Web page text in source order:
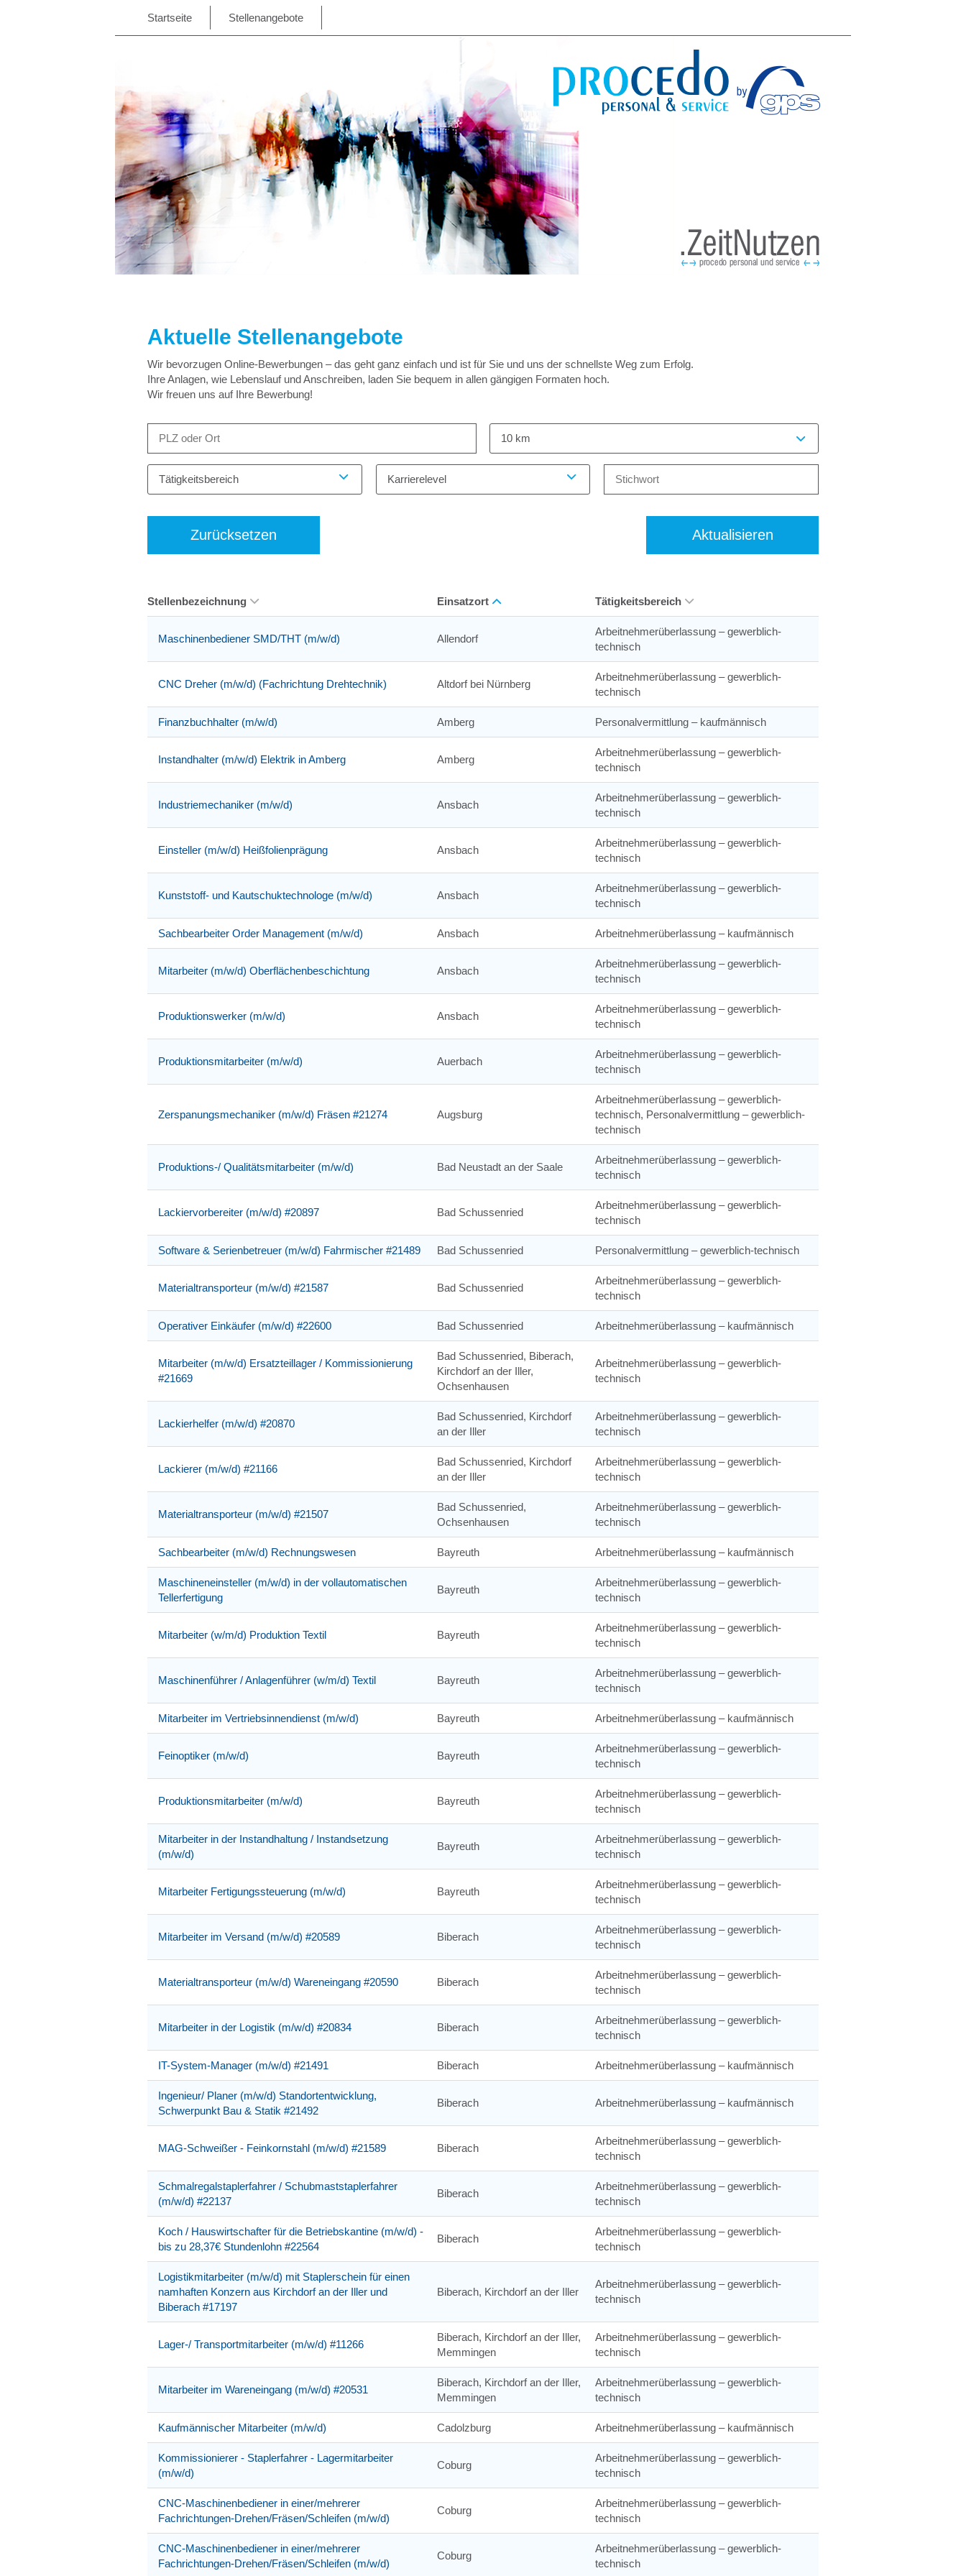
Startseite Stellenangebote
Aktuelle Stellenangebote
Wir bevorzugen Online-Bewerbungen – das geht ganz einfach und ist für Sie und uns der schnellste Weg zum Erfolg.
Ihre Anlagen, wie Lebenslauf und Anschreiben, laden Sie bequem in allen gängigen Formaten hoch.
Wir freuen uns auf Ihre Bewerbung!
10 km
Tätigkeitsbereich Karrierelevel
Zurücksetzen Aktualisieren
Stellenbezeichnung Einsatzort Tätigkeitsbereich
Maschinenbediener SMD/THT (m/w/d) Allendorf
Arbeitnehmerüberlassung – gewerblich-
technisch
CNC Dreher (m/w/d) (Fachrichtung Drehtechnik) Altdorf bei Nürnberg
Arbeitnehmerüberlassung – gewerblich-
technisch
Finanzbuchhalter (m/w/d) Amberg Personalvermittlung – kaufmännisch
Instandhalter (m/w/d) Elektrik in Amberg Amberg
Arbeitnehmerüberlassung – gewerblich-
technisch
Industriemechaniker (m/w/d) Ansbach
Arbeitnehmerüberlassung – gewerblich-
technisch
Einsteller (m/w/d) Heißfolienprägung Ansbach
Arbeitnehmerüberlassung – gewerblich-
technisch
Kunststoff- und Kautschuktechnologe (m/w/d) Ansbach
Arbeitnehmerüberlassung – gewerblich-
technisch
Sachbearbeiter Order Management (m/w/d) Ansbach Arbeitnehmerüberlassung – kaufmännisch
Mitarbeiter (m/w/d) Oberflächenbeschichtung Ansbach
Arbeitnehmerüberlassung – gewerblich-
technisch
Produktionswerker (m/w/d) Ansbach
Arbeitnehmerüberlassung – gewerblich-
technisch
Produktionsmitarbeiter (m/w/d) Auerbach
Arbeitnehmerüberlassung – gewerblich-
technisch
Zerspanungsmechaniker (m/w/d) Fräsen #21274 Augsburg
Arbeitnehmerüberlassung – gewerblich-
technisch, Personalvermittlung – gewerblich-
technisch
Produktions-/ Qualitätsmitarbeiter (m/w/d) Bad Neustadt an der Saale
Arbeitnehmerüberlassung – gewerblich-
technisch
Lackiervorbereiter (m/w/d) #20897 Bad Schussenried
Arbeitnehmerüberlassung – gewerblich-
technisch
Software & Serienbetreuer (m/w/d) Fahrmischer #21489 Bad Schussenried Personalvermittlung – gewerblich-technisch
Materialtransporteur (m/w/d) #21587 Bad Schussenried
Arbeitnehmerüberlassung – gewerblich-
technisch
Operativer Einkäufer (m/w/d) #22600 Bad Schussenried Arbeitnehmerüberlassung – kaufmännisch
Mitarbeiter (m/w/d) Ersatzteillager / Kommissionierung
#21669
Bad Schussenried, Biberach,
Kirchdorf an der Iller,
Ochsenhausen
Arbeitnehmerüberlassung – gewerblich-
technisch
Lackierhelfer (m/w/d) #20870
Bad Schussenried, Kirchdorf
an der Iller
Arbeitnehmerüberlassung – gewerblich-
technisch
Lackierer (m/w/d) #21166
Bad Schussenried, Kirchdorf
an der Iller
Arbeitnehmerüberlassung – gewerblich-
technisch
Materialtransporteur (m/w/d) #21507
Bad Schussenried,
Ochsenhausen
Arbeitnehmerüberlassung – gewerblich-
technisch
Sachbearbeiter (m/w/d) Rechnungswesen Bayreuth Arbeitnehmerüberlassung – kaufmännisch
Maschineneinsteller (m/w/d) in der vollautomatischen
Tellerfertigung
Bayreuth
Arbeitnehmerüberlassung – gewerblich-
technisch
Mitarbeiter (w/m/d) Produktion Textil Bayreuth
Arbeitnehmerüberlassung – gewerblich-
technisch
Maschinenführer / Anlagenführer (w/m/d) Textil Bayreuth
Arbeitnehmerüberlassung – gewerblich-
technisch
Mitarbeiter im Vertriebsinnendienst (m/w/d) Bayreuth Arbeitnehmerüberlassung – kaufmännisch
Feinoptiker (m/w/d) Bayreuth
Arbeitnehmerüberlassung – gewerblich-
technisch
Produktionsmitarbeiter (m/w/d) Bayreuth
Arbeitnehmerüberlassung – gewerblich-
technisch
Mitarbeiter in der Instandhaltung / Instandsetzung
(m/w/d)
Bayreuth
Arbeitnehmerüberlassung – gewerblich-
technisch
Mitarbeiter Fertigungssteuerung (m/w/d) Bayreuth
Arbeitnehmerüberlassung – gewerblich-
technisch
Mitarbeiter im Versand (m/w/d) #20589 Biberach
Arbeitnehmerüberlassung – gewerblich-
technisch
Materialtransporteur (m/w/d) Wareneingang #20590 Biberach
Arbeitnehmerüberlassung – gewerblich-
technisch
Mitarbeiter in der Logistik (m/w/d) #20834 Biberach
Arbeitnehmerüberlassung – gewerblich-
technisch
IT-System-Manager (m/w/d) #21491 Biberach Arbeitnehmerüberlassung – kaufmännisch
Ingenieur/ Planer (m/w/d) Standortentwicklung,
Schwerpunkt Bau & Statik #21492
Biberach Arbeitnehmerüberlassung – kaufmännisch
MAG-Schweißer - Feinkornstahl (m/w/d) #21589 Biberach
Arbeitnehmerüberlassung – gewerblich-
technisch
Schmalregalstaplerfahrer / Schubmaststaplerfahrer
(m/w/d) #22137
Biberach
Arbeitnehmerüberlassung – gewerblich-
technisch
Koch / Hauswirtschafter für die Betriebskantine (m/w/d) -
bis zu 28,37€ Stundenlohn #22564
Biberach
Arbeitnehmerüberlassung – gewerblich-
technisch
Logistikmitarbeiter (m/w/d) mit Staplerschein für einen
namhaften Konzern aus Kirchdorf an der Iller und
Biberach #17197
Biberach, Kirchdorf an der Iller
Arbeitnehmerüberlassung – gewerblich-
technisch
Lager-/ Transportmitarbeiter (m/w/d) #11266
Biberach, Kirchdorf an der Iller,
Memmingen
Arbeitnehmerüberlassung – gewerblich-
technisch
Mitarbeiter im Wareneingang (m/w/d) #20531
Biberach, Kirchdorf an der Iller,
Memmingen
Arbeitnehmerüberlassung – gewerblich-
technisch
Kaufmännischer Mitarbeiter (m/w/d) Cadolzburg Arbeitnehmerüberlassung – kaufmännisch
Kommissionierer - Staplerfahrer - Lagermitarbeiter
(m/w/d)
Coburg
Arbeitnehmerüberlassung – gewerblich-
technisch
CNC-Maschinenbediener in einer/mehrerer
Fachrichtungen-Drehen/Fräsen/Schleifen (m/w/d)
Coburg
Arbeitnehmerüberlassung – gewerblich-
technisch
CNC-Maschinenbediener in einer/mehrerer
Fachrichtungen-Drehen/Fräsen/Schleifen (m/w/d)
Coburg
Arbeitnehmerüberlassung – gewerblich-
technisch